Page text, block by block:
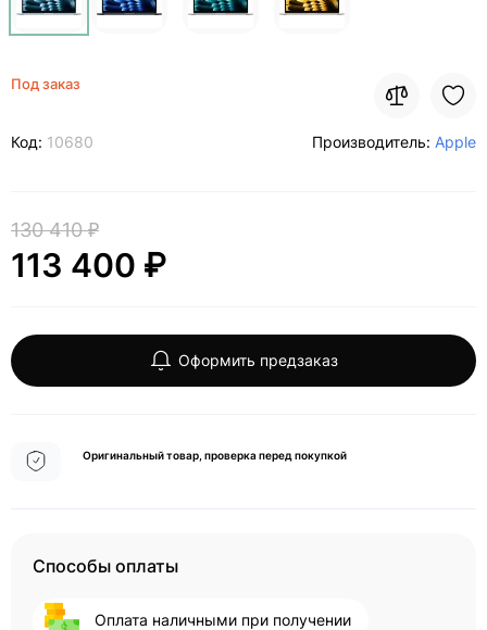
Под заказ
Код: 10680 Производитель: Apple
130 410 ₽
113 400 ₽
Оформить предзаказ
Оригинальный товар, проверка перед покупкой
Способы оплаты
Оплата наличными при получении